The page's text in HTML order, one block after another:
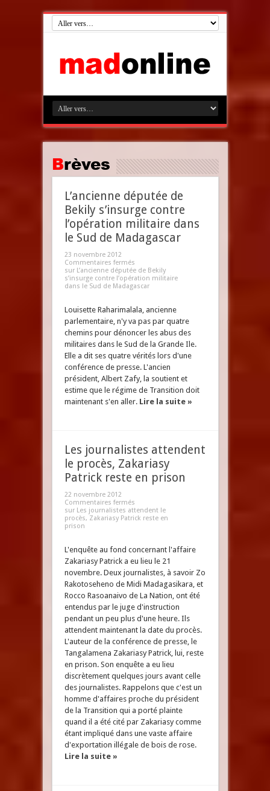
Brèves
L’ancienne députée de
Bekily s’insurge contre
l’opération militaire dans
le Sud de Madagascar
23 novembre 2012
Commentaires fermés
sur L’ancienne députée de Bekily
s’insurge contre l’opération militaire
dans le Sud de Madagascar
Louisette Raharimalala, ancienne
parlementaire, n'y va pas par quatre
chemins pour dénoncer les abus des
militaires dans le Sud de la Grande Ile.
Elle a dit ses quatre vérités lors d'une
conférence de presse. L'ancien
président, Albert Zafy, la soutient et
estime que le régime de Transition doit
maintenant s'en aller. Lire la suite »
Les journalistes attendent
le procès, Zakariasy
Patrick reste en prison
22 novembre 2012
Commentaires fermés
sur Les journalistes attendent le
procès, Zakariasy Patrick reste en
prison
L'enquête au fond concernant l'affaire
Zakariasy Patrick a eu lieu le 21
novembre. Deux journalistes, à savoir Zo
Rakotoseheno de Midi Madagasikara, et
Rocco Rasoanaivo de La Nation, ont été
entendus par le juge d'instruction
pendant un peu plus d'une heure. Ils
attendent maintenant la date du procès.
L'auteur de la conférence de presse, le
Tangalamena Zakariasy Patrick, lui, reste
en prison. Son enquête a eu lieu
discrètement quelques jours avant celle
des journalistes. Rappelons que c'est un
homme d'affaires proche du président
de la Transition qui a porté plainte
quand il a été cité par Zakariasy comme
étant impliqué dans une vaste affaire
d'exportation illégale de bois de rose.
Lire la suite »